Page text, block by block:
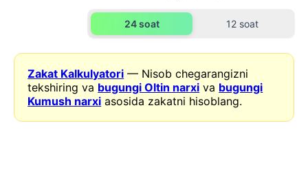
24 soat 12 soat
Zakat Kalkulyatori — Nisob chegarangizni
tekshiring va bugungi Oltin narxi va bugungi
Kumush narxi asosida zakatni hisoblang.